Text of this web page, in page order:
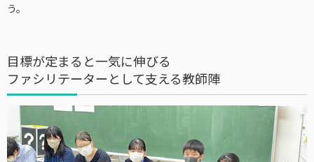
う。
目標が定まると一気に伸びる
ファシリテーターとして支える教師陣